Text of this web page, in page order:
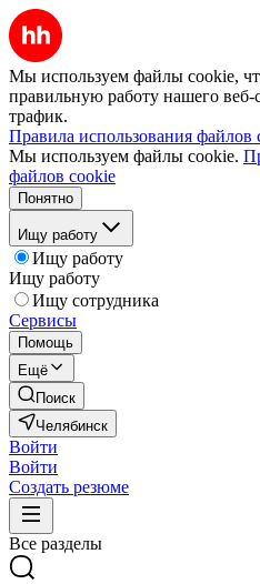
Мы используем файлы cookie,
правильную работу нашего веб-
трафик.
Правила использования файлов
Мы используем файлы cookie.
файлов cookie
Понятно
Ищу работу
Ищу работу
Ищу работу
Ищу сотрудника
Сервисы
Помощь
Ещё
Поиск
Челябинск
Войти
Войти
Создать резюме
Все разделы